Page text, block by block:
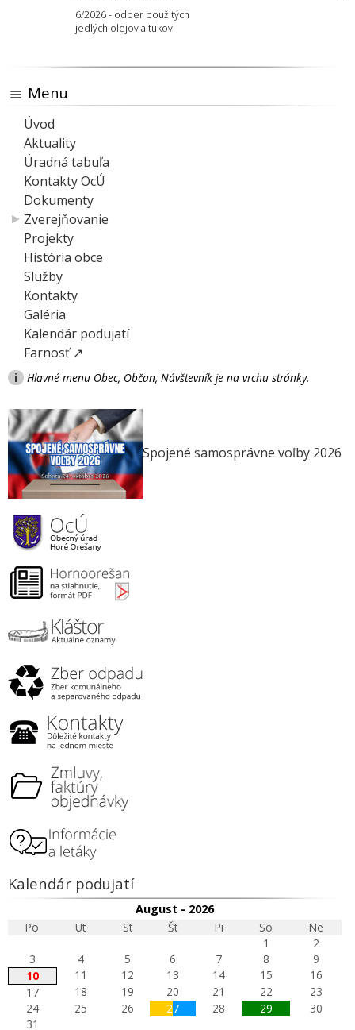
6/2026 - odber použitých
jedlých olejov a tukov
Menu
Úvod
Aktuality
Úradná tabuľa
Kontakty OcÚ
Dokumenty
Zverejňovanie
Projekty
História obce
Služby
Kontakty
Galéria
Kalendár podujatí
Farnosť ↗
i Hlavné menu Obec, Občan, Návštevník je na vrchu stránky.
Spojené samosprávne voľby 2026
Kalendár podujatí
August - 2026
Po
Ut St Št Pi So
Ne
1
2
3
4 5 6 7 8
9
10
11 12 13 14 15
16
17
18 19 20 21 22
23
24
25 26 27 28 29
30
31